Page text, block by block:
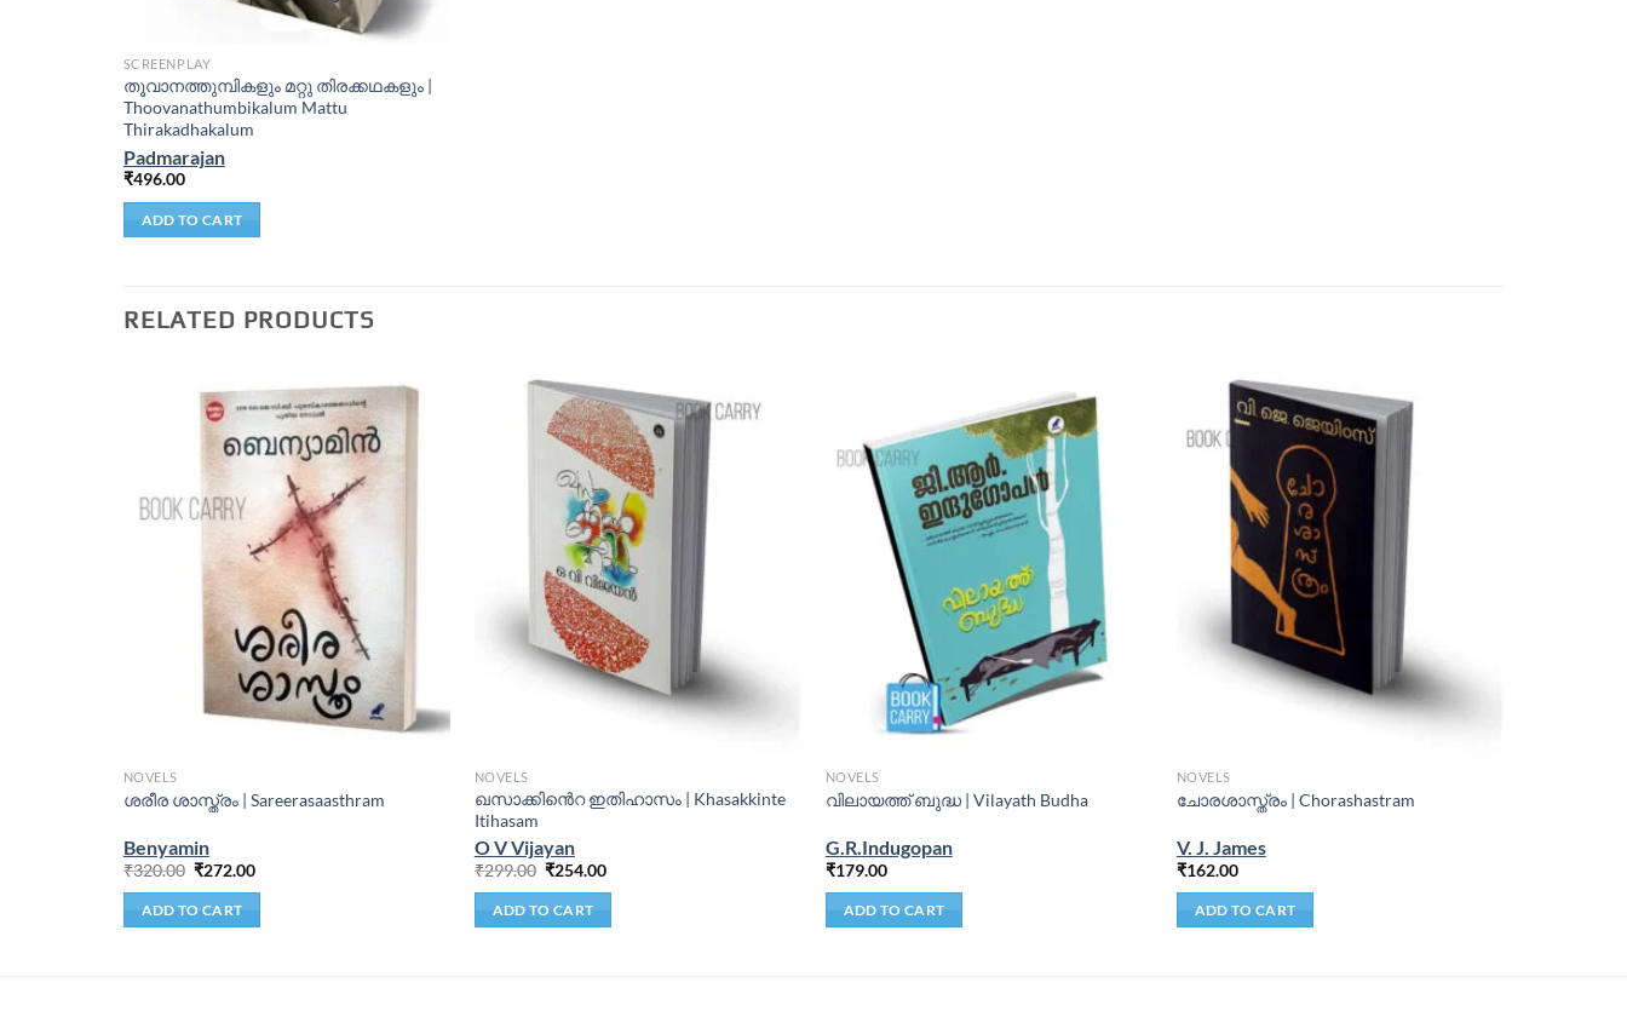
SCREENPLAY
തൂവാനത്തുമ്പികളും മറ്റു തിരക്കഥകളും |
Thoovanathumbikalum Mattu
Thirakadhakalum
Padmarajan
₹496.00
ADD TO CART
RELATED PRODUCTS
NOVELS
ശരീര ശാസ്ത്രം | Sareerasaasthram
Benyamin
₹320.00 ₹272.00
ADD TO CART
NOVELS
ഖസാക്കിൻെറ ഇതിഹാസം | Khasakkinte
Itihasam
O V Vijayan
₹299.00 ₹254.00
ADD TO CART
NOVELS
വിലായത്ത് ബുദ്ധ | Vilayath Budha
G.R.Indugopan
₹179.00
ADD TO CART
NOVELS
ചോരശാസ്ത്രം | Chorashastram
V. J. James
₹162.00
ADD TO CART